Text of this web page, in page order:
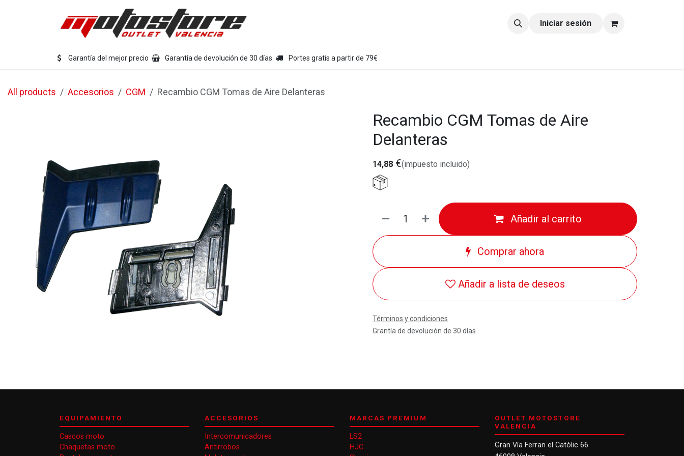
Equipamiento moto Iniciar sesión
Garantía del mejor precio Garantía de devolución de 30 días Portes gratis a partir de 79€
All products Accesorios CGM Recambio CGM Tomas de Aire Delanteras
Recambio CGM Tomas de Aire
Delanteras
14,88 €(impuesto incluido)
Añadir al carrito
Comprar ahora
Añadir a lista de deseos
Términos y condiciones
Grantía de devolución de 30 días
EQUIPAMIENTO
Cascos moto
Chaquetas moto
ACCESORIOS
Intercomunicadores
Antirrobos
MARCAS PREMIUM
LS2
HJC
OUTLET MOTOSTORE
VALENCIA
Gran Vía Ferran el Catòlic 66